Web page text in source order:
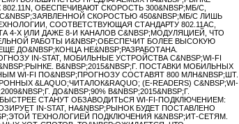
ОБЕСПЕЧИВАЮТ СКОРОСТЬ 300&NBSP;МБ/С,
СКОРОСТЬЮ 450&NBSP;МБ/С ЛИШЬ
СООТВЕТСТВУЮЩАЯ СТАНДАРТУ 802.11AC,
4-Х ИЛИ ДАЖЕ 8-И КАНАЛОВ С&NBSP;МОДУЛЯЦИЕЙ, ЧТО
РАБОТЫ И&NBSP;ОБЕСПЕЧИТ БОЛЕЕ ВЫСОКУЮ
ДО&NBSP;КОНЦА НЕ&NBSP;РАЗРАБОТАНА.
IN-STAT, МОБИЛЬНЫЕ УСТРОЙСТВА С&NBSP;WI-FI
В&NBSP;2015&NBSP;Г. ПОСТАВКИ МОБИЛЬНЫХ
WI-FI ПО&NBSP;ПРОГНОЗУ СОСТАВЯТ 800 МЛН&NBSP;ШТ.
&LAQUO;ЧИТАЛОК&RAQUO; (E-READERS) С&NBSP;WI-
ДО&NBSP;90% В&NBSP;2015&NBSP;Г.
СТАНУТ ОБЗАВОДИТЬСЯ WI-FI-ПОДКЛЮЧЕНИЕМ:
IN-STAT, НА&NBSP;РЫНОК БУДЕТ ПОСТАВЛЕНО
ТЕХНОЛОГИЕЙ ПОДКЛЮЧЕНИЯ К&NBSP;ИТ-СЕТЯМ.